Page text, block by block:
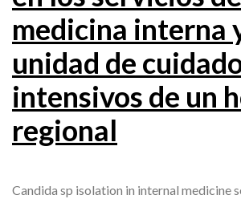
medicina interna
unidad de
intensivos de un
regional
Candida sp isolation in internal medicine